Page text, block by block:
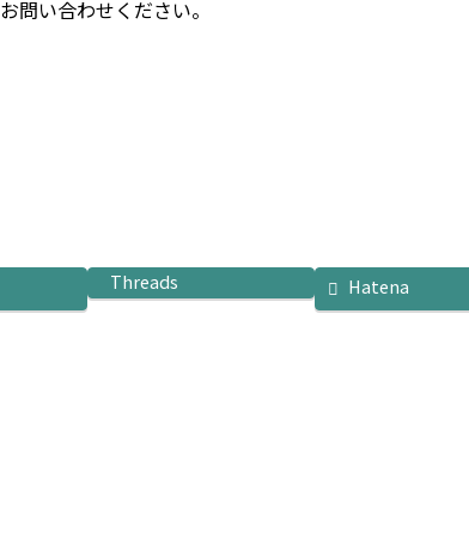
問い合わせください。
Threads Hatena